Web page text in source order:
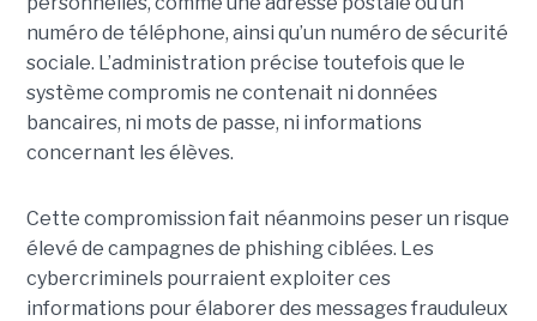
numéro de téléphone, ainsi qu’un numéro de sécurité
sociale. L’administration précise toutefois que le
système compromis ne contenait ni données
bancaires, ni mots de passe, ni informations
concernant les élèves.
Cette compromission fait néanmoins peser un risque
élevé de campagnes de phishing ciblées. Les
cybercriminels pourraient exploiter ces
informations pour élaborer des messages frauduleux